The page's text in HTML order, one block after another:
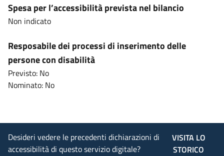
Spesa per l’accessibilità prevista nel bilancio
Non indicato
Resposabile dei processi di inserimento delle
persone con disabilità
Previsto: No
Nominato: No
Desideri vedere le precedenti dichiarazioni di
accessibilità di questo servizio digitale?
VISITA LO
STORICO